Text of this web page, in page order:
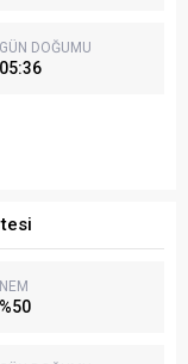
GÜN DOĞUMU
05:36
NEM
%50